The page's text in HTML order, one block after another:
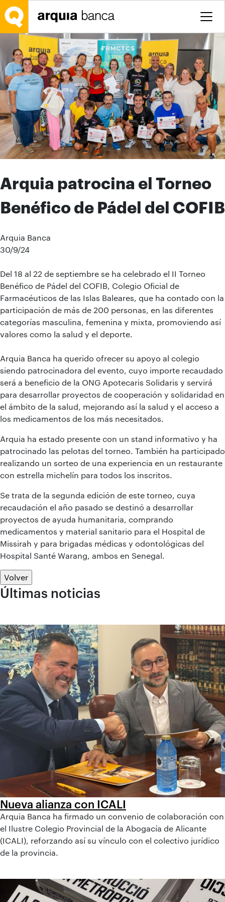
Saltar al contenido principal
Arquia patrocina el Torneo
Benéfico de Pádel del COFIB
Arquia Banca
30/9/24
Del 18 al 22 de septiembre se ha celebrado el II Torneo
Benéfico de Pádel del COFIB, Colegio Oficial de
Farmacéuticos de las Islas Baleares, que ha contado con la
participación de más de 200 personas, en las diferentes
categorías masculina, femenina y mixta, promoviendo así
valores como la salud y el deporte
Arquia Banca ha querido ofrecer su apoyo al colegio
siendo patrocinadora del evento, cuyo importe recaudado
será a beneficio de la ONG Apotecaris Solidaris y servirá
para desarrollar proyectos de cooperación y solidaridad en
el ámbito de la salud, mejorando así la salud y el acceso a
los medicamentos de los más necesitados.
Arquia ha estado presente con un stand informativo y ha
patrocinado las pelotas del torneo. También ha participado
realizando un sorteo de una experiencia en un restaurante
con estrella michelín para todos los inscritos.
Se trata de la segunda edición de este torneo, cuya
recaudación el año pasado se destinó a desarrollar
proyectos de ayuda humanitaria, comprando
medicamentos y material sanitario para el Hospital de
Missirah y para brigadas médicas y odontológicas del
Hospital Santé Warang, ambos en Senegal.
Volver
Últimas noticias
Nueva alianza con ICALI
Arquia Banca ha firmado un convenio de colaboración con
el Ilustre Colegio Provincial de la Abogacía de Alicante
(ICALI), reforzando así su vínculo con el colectivo jurídico
de la provincia.